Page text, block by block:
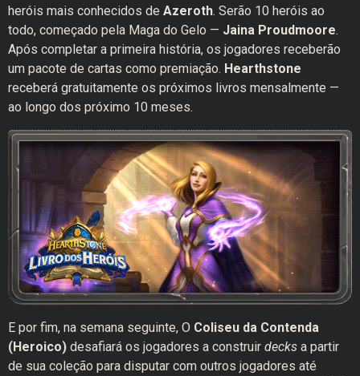
heróis mais conhecidos de Azeroth. Serão 10 heróis ao
todo, começado pela Maga do Gelo — Jaina Proudmoore.
Após completar a primeira história, os jogadores receberão
um pacote de cartas como premiação. Hearthstone
receberá gratuitamente os próximos livros mensalmente —
ao longo dos próximo 10 meses.
E por fim, na semana seguinte, O Coliseu da Contenda
(Heroico) desafiará os jogadores a construir decks a partir
de sua coleção para disputar com outros jogadores até